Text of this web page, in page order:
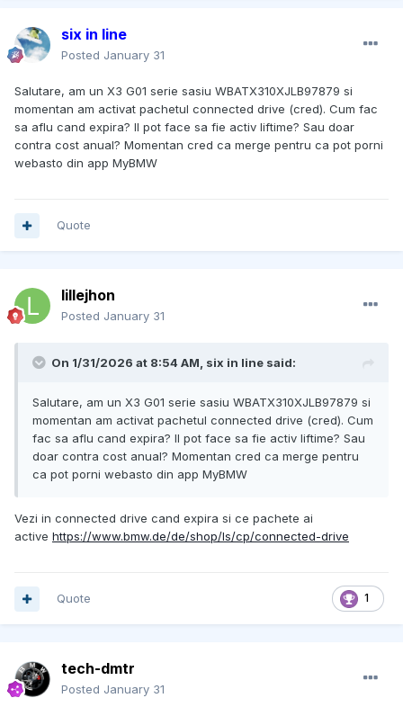
six in line
Posted January 31
Salutare, am un X3 G01 serie sasiu WBATX310XJLB97879 si
momentan am activat pachetul connected drive (cred). Cum fac
sa aflu cand expira? Il pot face sa fie activ liftime? Sau doar
contra cost anual? Momentan cred ca merge pentru ca pot porni
webasto din app MyBMW
Quote
lillejhon
Posted January 31
On 1/31/2026 at 8:54 AM, six in line said:
Salutare, am un X3 G01 serie sasiu WBATX310XJLB97879 si
momentan am activat pachetul connected drive (cred). Cum
fac sa aflu cand expira? Il pot face sa fie activ liftime? Sau
doar contra cost anual? Momentan cred ca merge pentru
ca pot porni webasto din app MyBMW
Vezi in connected drive cand expira si ce pachete ai
active https://www.bmw.de/de/shop/ls/cp/connected-drive
1
Quote
tech-dmtr
Posted January 31